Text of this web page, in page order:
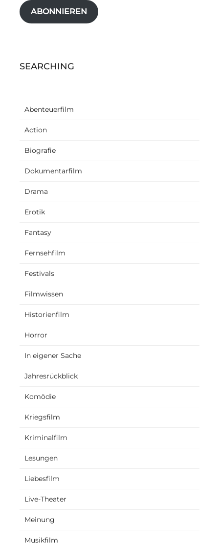
ABONNIEREN
SEARCHING
Abenteuerfilm
Action
Biografie
Dokumentarfilm
Drama
Erotik
Fantasy
Fernsehfilm
Festivals
Filmwissen
Historienfilm
Horror
In eigener Sache
Jahresrückblick
Komödie
Kriegsfilm
Kriminalfilm
Lesungen
Liebesfilm
Live-Theater
Meinung
Musikfilm